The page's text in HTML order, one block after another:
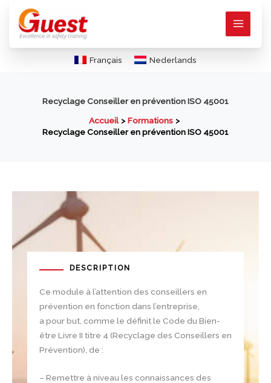
contenu
Français Nederlands
Recyclage Conseiller en prévention ISO 45001
Accueil
Formations
Recyclage Conseiller en prévention ISO 45001
DESCRIPTION
Ce module à l’attention des conseillers en
prévention en fonction dans l’entreprise,
a pour but, comme le définit le Code du Bien-
être Livre II titre 4 (Recyclage des Conseillers en
Prévention), de :
– Remettre à niveau les connaissances des